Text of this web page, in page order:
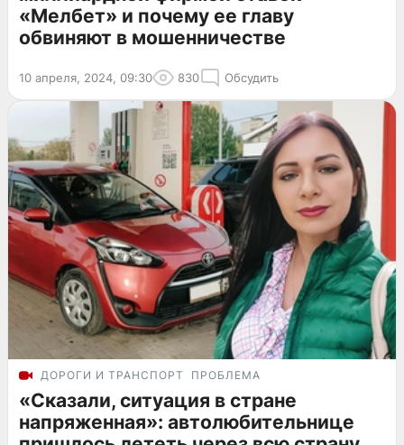
«Мелбет» и почему ее главу
обвиняют в мошенничестве
10 апреля, 2024, 09:30 830 Обсудить
ДОРОГИ И ТРАНСПОРТ ПРОБЛЕМА
«Сказали, ситуация в стране
напряженная»: автолюбительнице